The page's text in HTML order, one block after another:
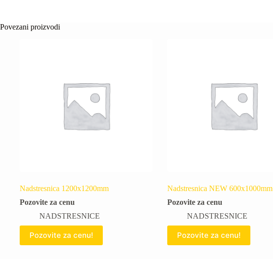
Povezani proizvodi
Nadstresnica 1200x1200mm
Pozovite za cenu
NADSTRESNICE
Pozovite za cenu!
Nadstresnica NEW 600x1000mm
Pozovite za cenu
NADSTRESNICE
Pozovite za cenu!